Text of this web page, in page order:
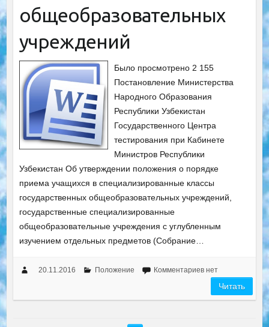
общеобразовательных
учреждений
Было просмотрено 2 155
Постановление Министерства
Народного Образования
Республики Узбекистан
Государственного Центра
тестирования при Кабинете
Министров Республики
Узбекистан Об утверждении положения о порядке
приема учащихся в специализированные классы
государственных общеобразовательных учреждений,
государственные специализированные
общеобразовательные учреждения с углубленным
изучением отдельных предметов (Собрание…
20.11.2016 Положение Комментариев нет
Читать